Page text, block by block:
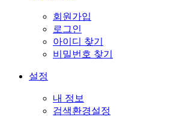
회원가입
로그인
아이디 찾기
비밀번호 찾기
설정
내 정보
검색환경설정